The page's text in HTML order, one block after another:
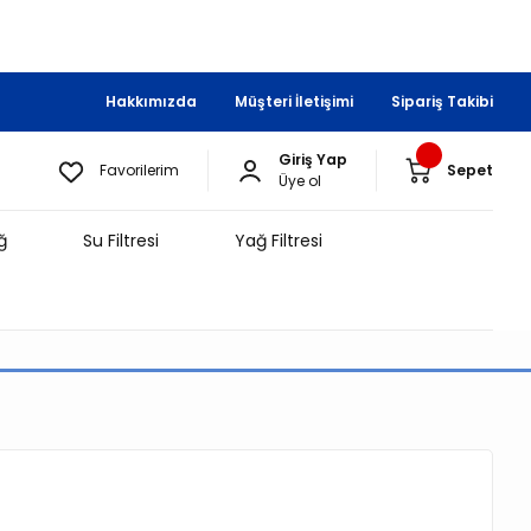
Hakkımızda Müşteri İletişimi Sipariş Takibi
Favorilerim
Giriş Yap
Üye ol
Sepet
Su Filtresi Yağ Filtresi